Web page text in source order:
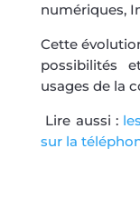
numériques,
Cette
possibilités
usages de la
Lire aussi :
sur la